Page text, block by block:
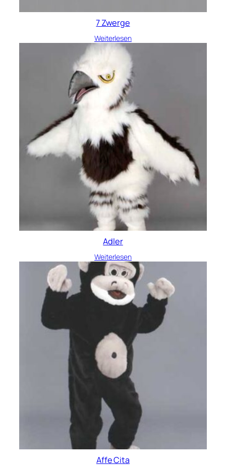
7 Zwerge
Weiterlesen
Adler
Weiterlesen
Affe Cita